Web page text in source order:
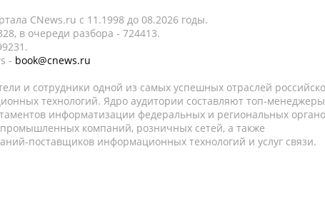
CNews.ru c 11.1998 до 08.2026 годы.
в очереди разбора - 724413.
- book@cnews.ru
и сотрудники одной из самых успешных отраслей
технологий. Ядро аудитории составляют топ-
информатизации федеральных и региональных
промышленных компаний, розничных сетей, а также
поставщиков информационных технологий и услуг связи.